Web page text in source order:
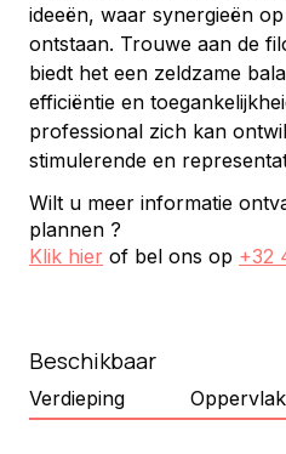
ideeën, waar synergieën
ontstaan. Trouwe aan de
biedt het een zeldzame
efficiëntie en
professional zich kan
stimulerende en
Wilt u meer informatie
plannen ?
Klik hier of bel ons op +32
Beschikbaar
Verdieping